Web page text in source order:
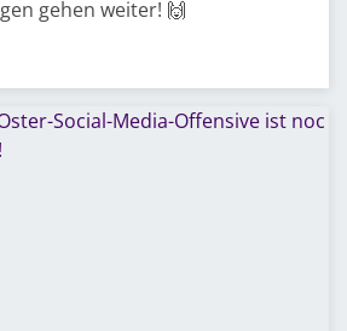
gehen weiter! 🙌